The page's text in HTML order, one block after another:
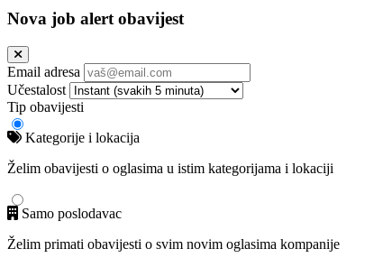
Nova job alert obavijest
Email adresa
Učestalost
Tip obavijesti
Kategorije i lokacija
Želim obavijesti o oglasima u istim kategorijama i lokaciji
Samo poslodavac
Želim primati obavijesti o svim novim oglasima kompanije